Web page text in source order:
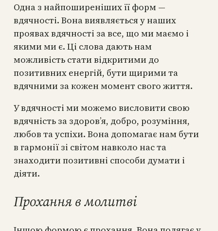
Одна з найпоширеніших її форм —
вдячності. Вона виявляється у наших
проявах вдячності за все, що ми маємо і
якими ми є. Ці слова дають нам
можливість стати відкритими до
позитивних енергій, бути щирими та
вдячними за кожен момент свого життя.
У вдячності ми можемо висловити свою
вдячність за здоров’я, добро, розуміння,
любов та успіхи. Вона допомагає нам бути
в гармонії зі світом навколо нас та
знаходити позитивні способи думати і
діяти.
Прохання в молитві